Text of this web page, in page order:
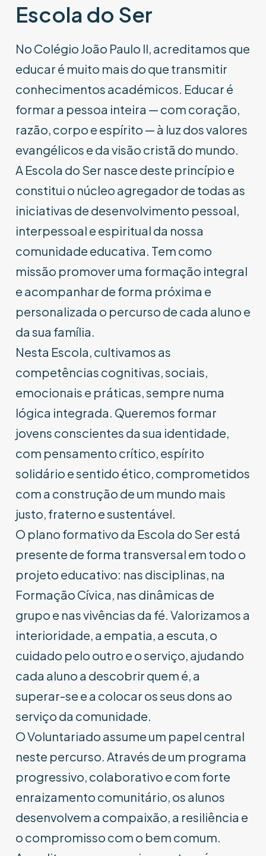
Escola do Ser
No Colégio João Paulo II, acreditamos que
educar é muito mais do que transmitir
conhecimentos académicos. Educar é
formar a pessoa inteira — com coração,
razão, corpo e espírito — à luz dos valores
evangélicos e da visão cristã do mundo.
A Escola do Ser nasce deste princípio e
constitui o núcleo agregador de todas as
iniciativas de desenvolvimento pessoal,
interpessoal e espiritual da nossa
comunidade educativa. Tem como
missão promover uma formação integral
e acompanhar de forma próxima e
personalizada o percurso de cada aluno e
da sua família.
Nesta Escola, cultivamos as
competências cognitivas, sociais,
emocionais e práticas, sempre numa
lógica integrada. Queremos formar
jovens conscientes da sua identidade,
com pensamento crítico, espírito
solidário e sentido ético, comprometidos
com a construção de um mundo mais
justo, fraterno e sustentável.
O plano formativo da Escola do Ser está
presente de forma transversal em todo o
projeto educativo: nas disciplinas, na
Formação Cívica, nas dinâmicas de
grupo e nas vivências da fé. Valorizamos a
interioridade, a empatia, a escuta, o
cuidado pelo outro e o serviço, ajudando
cada aluno a descobrir quem é, a
superar-se e a colocar os seus dons ao
serviço da comunidade.
O Voluntariado assume um papel central
neste percurso. Através de um programa
progressivo, colaborativo e com forte
enraizamento comunitário, os alunos
desenvolvem a compaixão, a resiliência e
o compromisso com o bem comum.